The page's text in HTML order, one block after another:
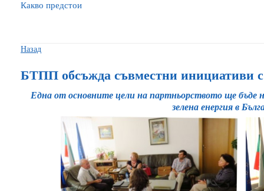
Какво предстои
Назад
БТПП обсъжда съвместни инициативи
Една от основните цели на партньорството ще бъде
зелена енергия в